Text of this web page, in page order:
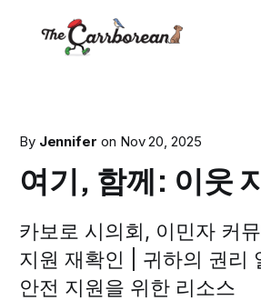
By Jennifer on Nov 20, 2025
여기, 함께: 이웃
카보로 시의회, 이민자 커
지원 재확인 | 귀하의 권리
안전 지원을 위한 리소스